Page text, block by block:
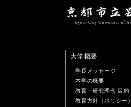
大学概要
学長メッセージ
本学の概要
教育・研究理念,目的
教育方針（ポリシー）